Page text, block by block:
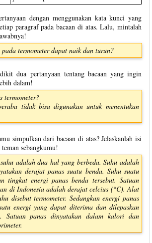
dengan menggunakan kata kunci yang
paragraf pada bacaan di atas. Lalu, mintalah
termometer dapat naik dan turun?
dua pertanyaan tentang bacaan yang ingin
dalam!
termometer?
tidak bisa digunakan untuk menentukan
simpulkan dari bacaan di atas? Jelaskanlah isi
sebangkumu!
adalah dua hal yang berbeda. Suhu adalah
derajat panas suatu benda. Suhu suatu
tingkat energi panas benda tersebut. Satuan
di Indonesia adalah derajat celcius (°C). Alat
disebut termometer. Sedangkan energi panas
energi yang dapat diterima dan dilepaskan
Satuan panas dinyatakan dalam kalori dan